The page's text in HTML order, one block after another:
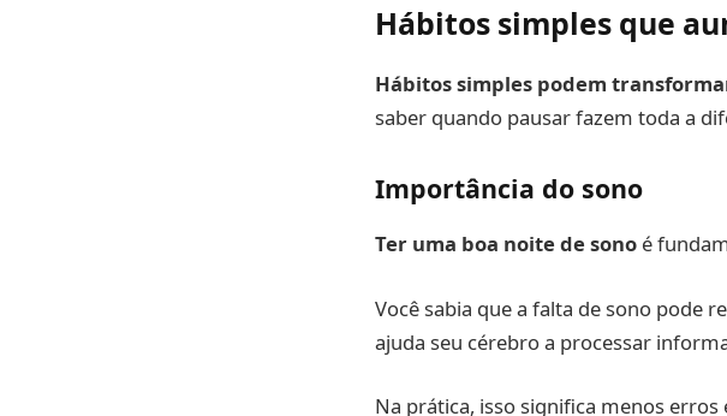
Hábitos simples que
Hábitos simples podem
saber quando pausar fazem toda a
Importância do sono
Ter uma boa noite de sono é
Você sabia que a falta de sono pode
ajuda seu cérebro a processar
Na prática, isso significa menos